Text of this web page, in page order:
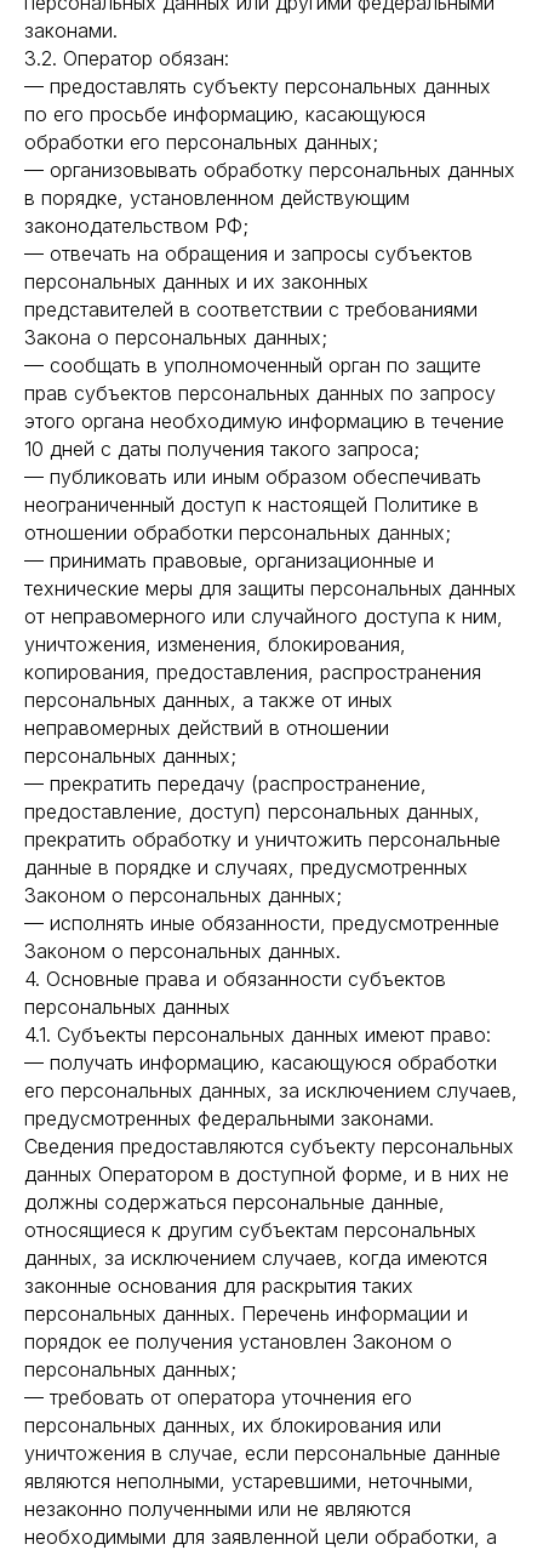
законами.
3.2. Оператор обязан:
— предоставлять субъекту персональных данных
по его просьбе информацию, касающуюся
обработки его персональных данных;
— организовывать обработку персональных данных
в порядке, установленном действующим
законодательством РФ;
— отвечать на обращения и запросы субъектов
персональных данных и их законных
представителей в соответствии с требованиями
Закона о персональных данных;
— сообщать в уполномоченный орган по защите
прав субъектов персональных данных по запросу
этого органа необходимую информацию в течение
10 дней с даты получения такого запроса;
— публиковать или иным образом обеспечивать
неограниченный доступ к настоящей Политике в
отношении обработки персональных данных;
— принимать правовые, организационные и
технические меры для защиты персональных данных
от неправомерного или случайного доступа к ним,
уничтожения, изменения, блокирования,
копирования, предоставления, распространения
персональных данных, а также от иных
неправомерных действий в отношении
персональных данных;
— прекратить передачу (распространение,
предоставление, доступ) персональных данных,
прекратить обработку и уничтожить персональные
данные в порядке и случаях, предусмотренных
Законом о персональных данных;
— исполнять иные обязанности, предусмотренные
Законом о персональных данных.
4. Основные права и обязанности субъектов
персональных данных
4.1. Субъекты персональных данных имеют право:
— получать информацию, касающуюся обработки
его персональных данных, за исключением случаев,
предусмотренных федеральными законами.
Сведения предоставляются субъекту персональных
данных Оператором в доступной форме, и в них не
должны содержаться персональные данные,
относящиеся к другим субъектам персональных
данных, за исключением случаев, когда имеются
законные основания для раскрытия таких
персональных данных. Перечень информации и
порядок ее получения установлен Законом о
персональных данных;
— требовать от оператора уточнения его
персональных данных, их блокирования или
уничтожения в случае, если персональные данные
являются неполными, устаревшими, неточными,
незаконно полученными или не являются
необходимыми для заявленной цели обработки, а